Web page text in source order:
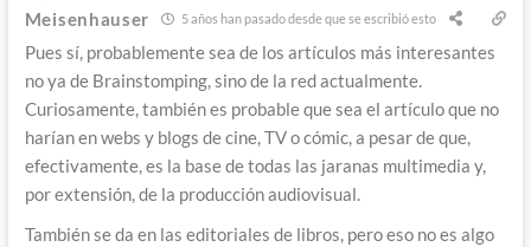
Meisenhauser 5 años han pasado desde que se escribió esto
Pues sí, probablemente sea de los artículos más interesantes
no ya de Brainstomping, sino de la red actualmente.
Curiosamente, también es probable que sea el artículo que no
harían en webs y blogs de cine, TV o cómic, a pesar de que,
efectivamente, es la base de todas las jaranas multimedia y,
por extensión, de la producción audiovisual.
También se da en las editoriales de libros, pero eso no es algo